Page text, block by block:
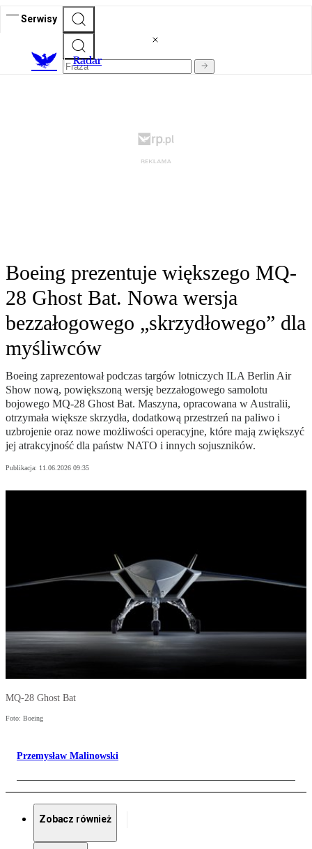
Serwisy
Radar
Boeing prezentuje większego MQ-
28 Ghost Bat. Nowa wersja
bezzałogowego „skrzydłowego” dla
myśliwców
Boeing zaprezentował podczas targów lotniczych ILA Berlin Air
Show nową, powiększoną wersję bezzałogowego samolotu
bojowego MQ-28 Ghost Bat. Maszyna, opracowana w Australii,
otrzymała większe skrzydła, dodatkową przestrzeń na paliwo i
uzbrojenie oraz nowe możliwości operacyjne, które mają zwiększyć
jej atrakcyjność dla państw NATO i innych sojuszników.
Publikacja: 11.06.2026 09:35
MQ-28 Ghost Bat
Foto: Boeing
Przemysław Malinowski
Zobacz również